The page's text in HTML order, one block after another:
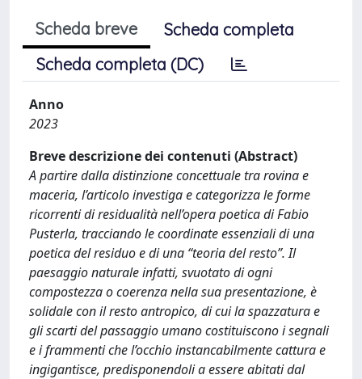
Scheda breve
Scheda completa
Scheda completa (DC)
Anno
2023
Breve descrizione dei contenuti (Abstract)
A partire dalla distinzione concettuale tra rovina e
maceria, l’articolo investiga e categorizza le forme
ricorrenti di residualità nell’opera poetica di Fabio
Pusterla, tracciando le coordinate essenziali di una
poetica del residuo e di una “teoria del resto”. Il
paesaggio naturale infatti, svuotato di ogni
compostezza o coerenza nella sua presentazione, è
solidale con il resto antropico, di cui la spazzatura e
gli scarti del passaggio umano costituiscono i segnali
e i frammenti che l’occhio instancabilmente cattura e
ingigantisce, predisponendoli a essere abitati dal